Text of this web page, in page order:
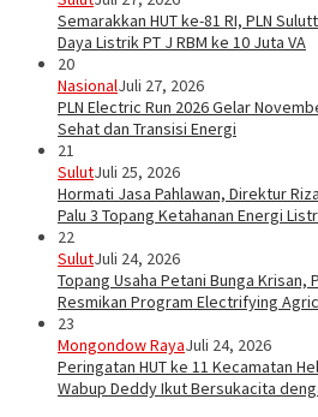
Semarakkan HUT ke-81 RI, PLN
Daya Listrik PT J RBM ke 10 Juta VA
20
NasionalJuli 27, 2026
PLN Electric Run 2026 Gelar
Sehat dan Transisi Energi
21
SulutJuli 25, 2026
Hormati Jasa Pahlawan, Direktur
Palu 3 Topang Ketahanan Energi
22
SulutJuli 24, 2026
Topang Usaha Petani Bunga Krisan,
Resmikan Program Electrifying
23
Mongondow RayaJuli 24, 2026
Peringatan HUT ke 11 Kecamatan
Wabup Deddy Ikut Bersukacita